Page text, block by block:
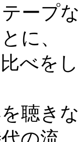
ープな
に、
べをし
聴きな